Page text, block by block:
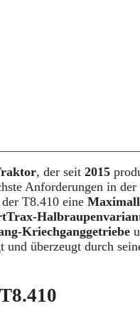
, der seit 2015
Anforderungen in
T8.410 eine
Kriechganggetriebe
und überzeugt durch